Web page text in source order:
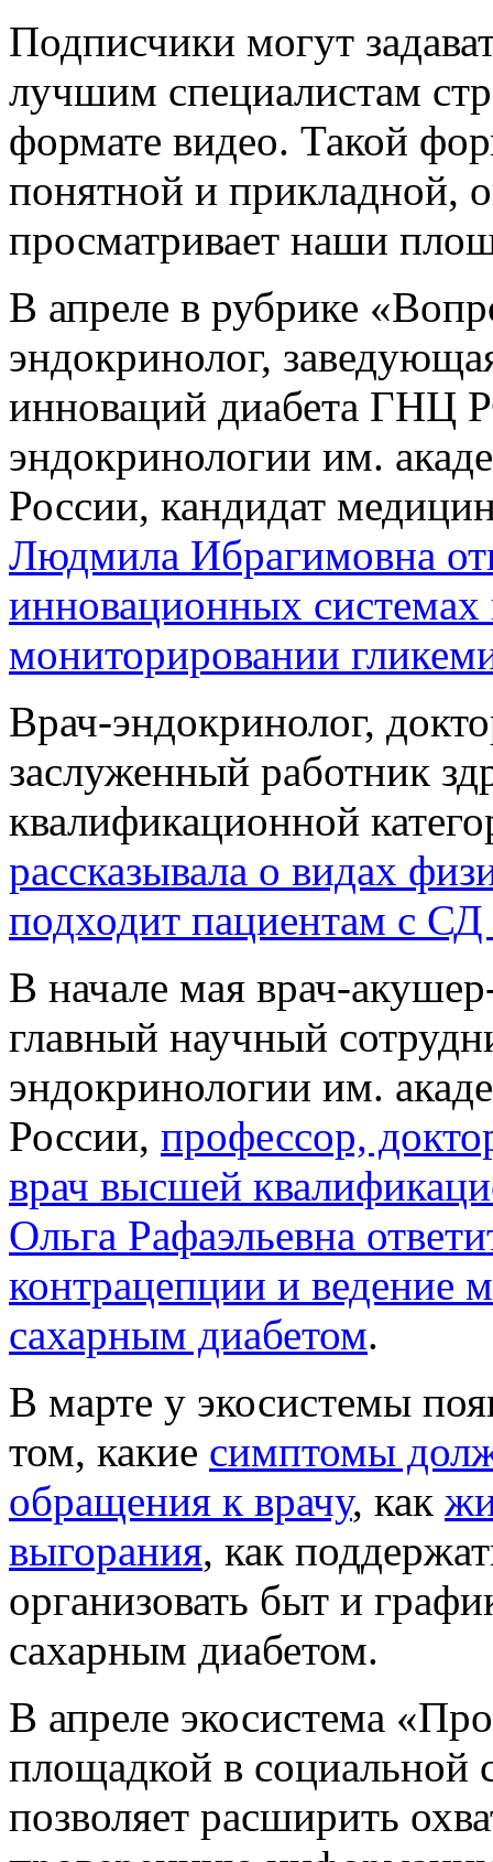
Подписчики могут
лучшим специалистам
формате видео. Такой
понятной и прикладной,
просматривает наши
В апреле в рубрике
эндокринолог,
инноваций диабета
эндокринологии им.
России, кандидат
Людмила Ибрагимовна
инновационных системах
мониторировании
Врач-эндокринолог,
заслуженный работник
квалификационной
рассказывала о видах
подходит пациентам с СД
В начале мая врач-
главный научный
эндокринологии им.
России, профессор,
врач высшей
Ольга Рафаэльевна
контрацепции и ведение
сахарным диабетом.
В марте у экосистемы
том, какие симптомы
обращения к врачу, как
выгорания, как
организовать быт и
сахарным диабетом.
В апреле экосистема
площадкой в социальной
позволяет расширить